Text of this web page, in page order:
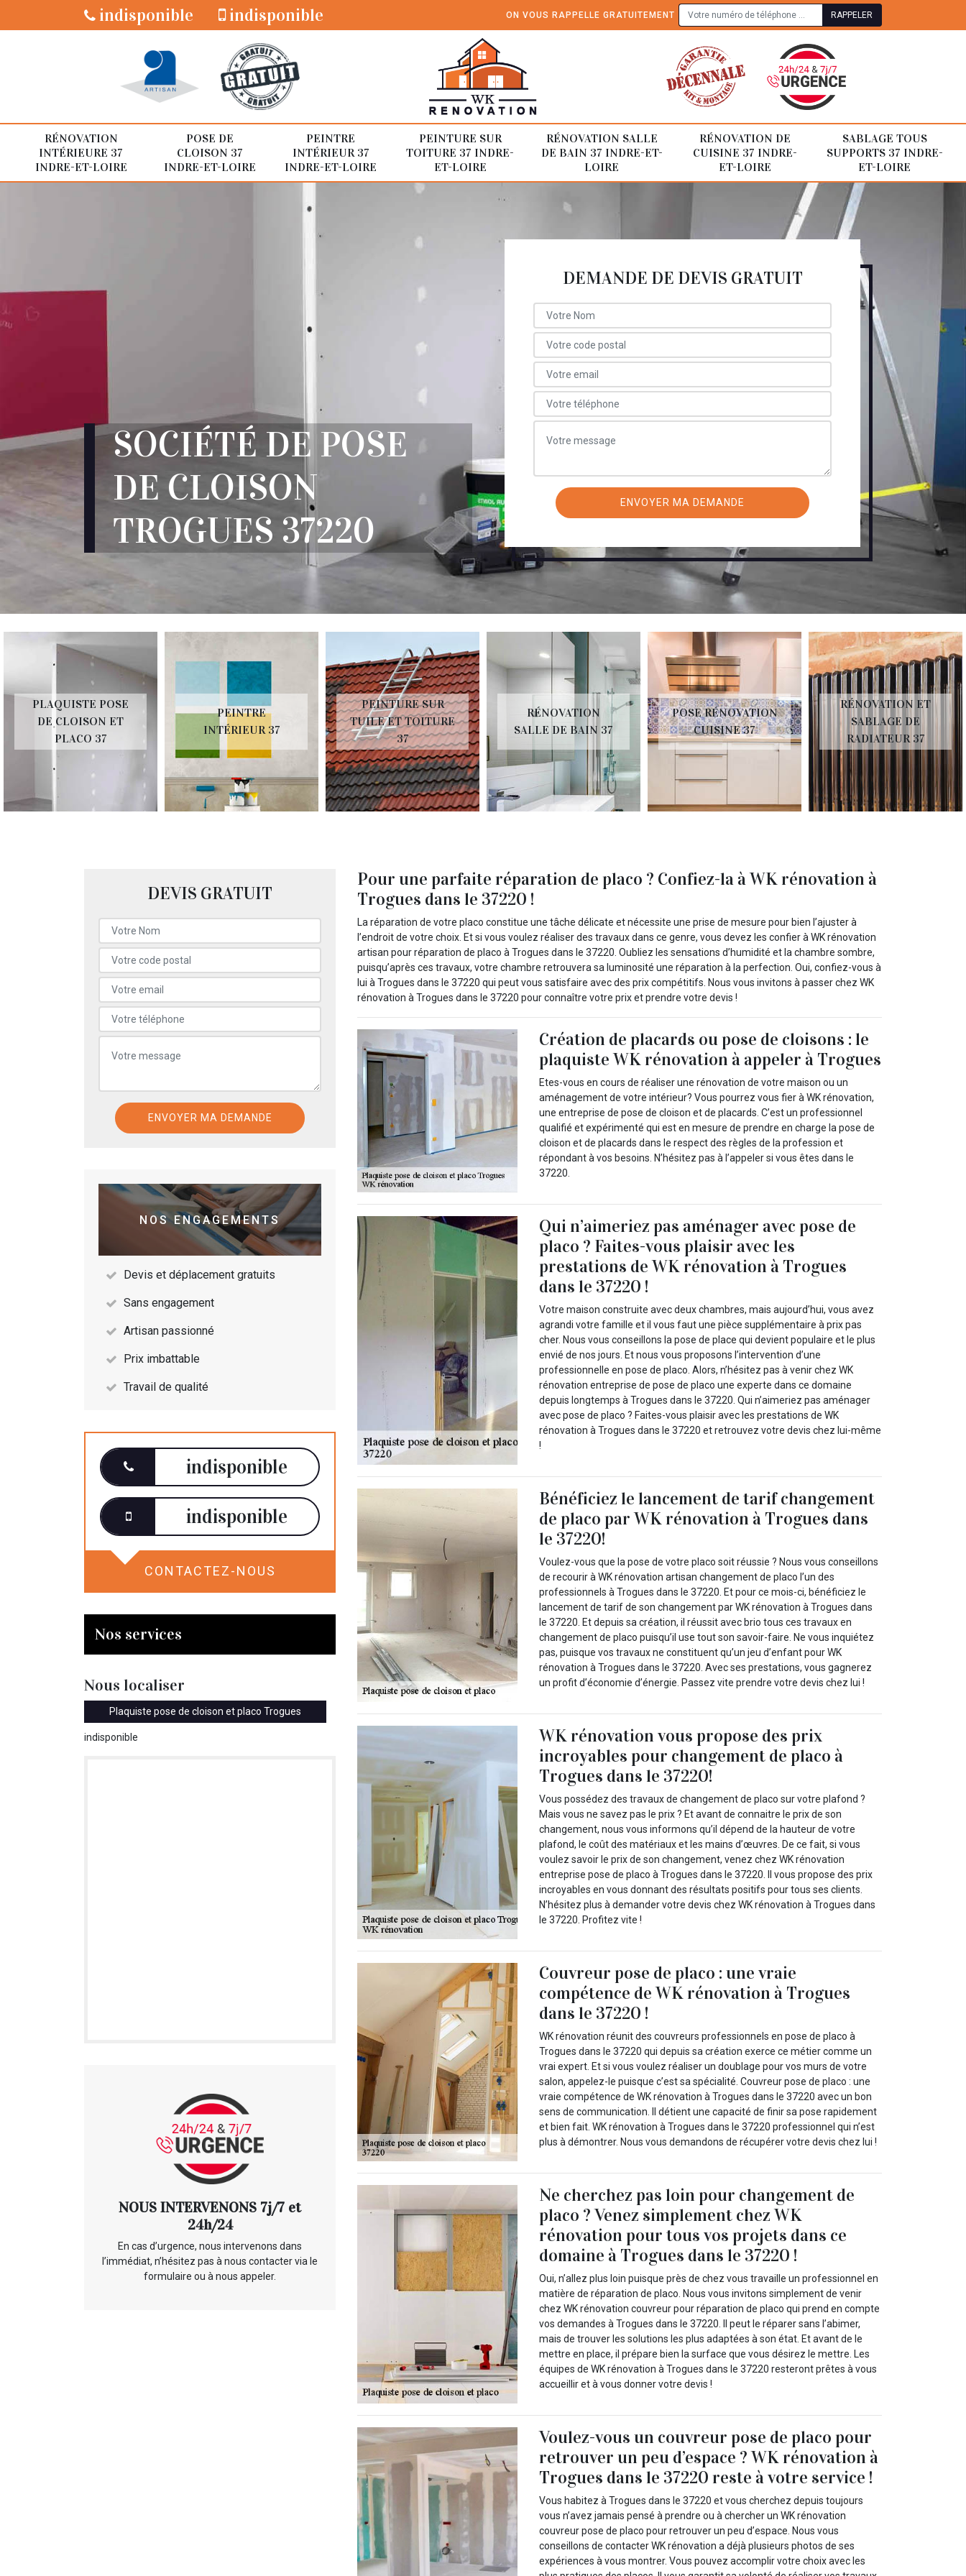
indisponible indisponible ON VOUS RAPPELLE GRATUITEMENT
RÉNOVATION
INTÉRIEURE 37
INDRE-ET-LOIRE
POSE DE
CLOISON 37
INDRE-ET-LOIRE
PEINTRE
INTÉRIEUR 37
INDRE-ET-LOIRE
PEINTURE SUR
TOITURE 37 INDRE-
ET-LOIRE
RÉNOVATION SALLE
DE BAIN 37 INDRE-ET-
LOIRE
RÉNOVATION DE
CUISINE 37 INDRE-
ET-LOIRE
SABLAGE TOUS
SUPPORTS 37 INDRE-
ET-LOIRE
SOCIÉTÉ DE POSE
DE CLOISON
TROGUES 37220
DEMANDE DE DEVIS GRATUIT
PLAQUISTE POSE
DE CLOISON ET
PLACO 37
PEINTRE
INTÉRIEUR 37
PEINTURE SUR
TUILE ET TOITURE
37
RÉNOVATION
SALLE DE BAIN 37
POSE RÉNOVATION
CUISINE 37
RÉNOVATION ET
SABLAGE DE
RADIATEUR 37
DEVIS GRATUIT
NOS ENGAGEMENTS
Devis et déplacement gratuits
Sans engagement
Artisan passionné
Prix imbattable
Travail de qualité
indisponible
indisponible
CONTACTEZ-NOUS
Nos services
Nous localiser
Plaquiste pose de cloison et placo Trogues
indisponible
NOUS INTERVENONS 7j/7 et
24h/24
En cas d’urgence, nous intervenons dans
l’immédiat, n’hésitez pas à nous contacter via le
formulaire ou à nous appeler.
Pour une parfaite réparation de placo ? Confiez-la à WK rénovation à
Trogues dans le 37220 !
La réparation de votre placo constitue une tâche délicate et nécessite une prise de mesure pour bien l’ajuster à
l’endroit de votre choix. Et si vous voulez réaliser des travaux dans ce genre, vous devez les confier à WK rénovation
artisan pour réparation de placo à Trogues dans le 37220. Oubliez les sensations d’humidité et la chambre sombre,
puisqu’après ces travaux, votre chambre retrouvera sa luminosité une réparation à la perfection. Oui, confiez-vous à
lui à Trogues dans le 37220 qui peut vous satisfaire avec des prix compétitifs. Nous vous invitons à passer chez WK
rénovation à Trogues dans le 37220 pour connaître votre prix et prendre votre devis !
Création de placards ou pose de cloisons : le
plaquiste WK rénovation à appeler à Trogues
Etes-vous en cours de réaliser une rénovation de votre maison ou un
aménagement de votre intérieur? Vous pourrez vous fier à WK rénovation,
une entreprise de pose de cloison et de placards. C’est un professionnel
qualifié et expérimenté qui est en mesure de prendre en charge la pose de
cloison et de placards dans le respect des règles de la profession et
répondant à vos besoins. N’hésitez pas à l’appeler si vous êtes dans le
37220.
Qui n’aimeriez pas aménager avec pose de
placo ? Faites-vous plaisir avec les
prestations de WK rénovation à Trogues
dans le 37220 !
Votre maison construite avec deux chambres, mais aujourd’hui, vous avez
agrandi votre famille et il vous faut une pièce supplémentaire à prix pas
cher. Nous vous conseillons la pose de place qui devient populaire et le plus
envié de nos jours. Et nous vous proposons l’intervention d’une
professionnelle en pose de placo. Alors, n’hésitez pas à venir chez WK
rénovation entreprise de pose de placo une experte dans ce domaine
depuis longtemps à Trogues dans le 37220. Qui n’aimeriez pas aménager
avec pose de placo ? Faites-vous plaisir avec les prestations de WK
rénovation à Trogues dans le 37220 et retrouvez votre devis chez lui-même
!
Bénéficiez le lancement de tarif changement
de placo par WK rénovation à Trogues dans
le 37220!
Voulez-vous que la pose de votre placo soit réussie ? Nous vous conseillons
de recourir à WK rénovation artisan changement de placo l’un des
professionnels à Trogues dans le 37220. Et pour ce mois-ci, bénéficiez le
lancement de tarif de son changement par WK rénovation à Trogues dans
le 37220. Et depuis sa création, il réussit avec brio tous ces travaux en
changement de placo puisqu’il use tout son savoir-faire. Ne vous inquiétez
pas, puisque vos travaux ne constituent qu’un jeu d’enfant pour WK
rénovation à Trogues dans le 37220. Avec ses prestations, vous gagnerez
un profit d’économie d’énergie. Passez vite prendre votre devis chez lui !
WK rénovation vous propose des prix
incroyables pour changement de placo à
Trogues dans le 37220!
Vous possédez des travaux de changement de placo sur votre plafond ?
Mais vous ne savez pas le prix ? Et avant de connaitre le prix de son
changement, nous vous informons qu’il dépend de la hauteur de votre
plafond, le coût des matériaux et les mains d’œuvres. De ce fait, si vous
voulez savoir le prix de son changement, venez chez WK rénovation
entreprise pose de placo à Trogues dans le 37220. Il vous propose des prix
incroyables en vous donnant des résultats positifs pour tous ses clients.
N’hésitez plus à demander votre devis chez WK rénovation à Trogues dans
le 37220. Profitez vite !
Couvreur pose de placo : une vraie
compétence de WK rénovation à Trogues
dans le 37220 !
WK rénovation réunit des couvreurs professionnels en pose de placo à
Trogues dans le 37220 qui depuis sa création exerce ce métier comme un
vrai expert. Et si vous voulez réaliser un doublage pour vos murs de votre
salon, appelez-le puisque c’est sa spécialité. Couvreur pose de placo : une
vraie compétence de WK rénovation à Trogues dans le 37220 avec un bon
sens de communication. Il détient une capacité de finir sa pose rapidement
et bien fait. WK rénovation à Trogues dans le 37220 professionnel qui n’est
plus à démontrer. Nous vous demandons de récupérer votre devis chez lui !
Ne cherchez pas loin pour changement de
placo ? Venez simplement chez WK
rénovation pour tous vos projets dans ce
domaine à Trogues dans le 37220 !
Oui, n’allez plus loin puisque près de chez vous travaille un professionnel en
matière de réparation de placo. Nous vous invitons simplement de venir
chez WK rénovation couvreur pour réparation de placo qui prend en compte
vos demandes à Trogues dans le 37220. Il peut le réparer sans l’abimer,
mais de trouver les solutions les plus adaptées à son état. Et avant de le
mettre en place, il prépare bien la surface que vous désirez le mettre. Les
équipes de WK rénovation à Trogues dans le 37220 resteront prêtes à vous
accueillir et à vous donner votre devis !
Voulez-vous un couvreur pose de placo pour
retrouver un peu d’espace ? WK rénovation à
Trogues dans le 37220 reste à votre service !
Vous habitez à Trogues dans le 37220 et vous cherchez depuis toujours
vous n’avez jamais pensé à prendre ou à chercher un WK rénovation
couvreur pose de placo pour retrouver un peu d’espace. Nous vous
conseillons de contacter WK rénovation a déjà plusieurs photos de ses
expériences à vous montrer. Vous pouvez accomplir votre choix avec les